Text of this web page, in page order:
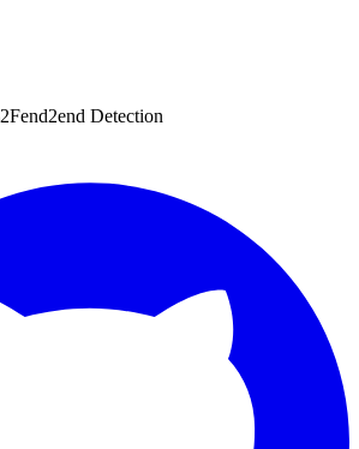
Detection